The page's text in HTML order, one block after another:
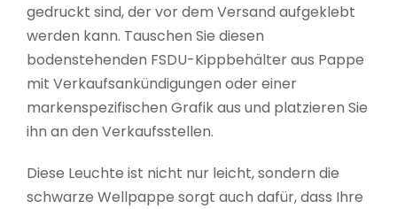
gedruckt sind, der vor dem Versand aufgeklebt
werden kann. Tauschen Sie diesen
bodenstehenden FSDU-Kippbehälter aus Pappe
mit Verkaufsankündigungen oder einer
markenspezifischen Grafik aus und platzieren Sie
ihn an den Verkaufsstellen.
Diese Leuchte ist nicht nur leicht, sondern die
schwarze Wellpappe sorgt auch dafür, dass Ihre